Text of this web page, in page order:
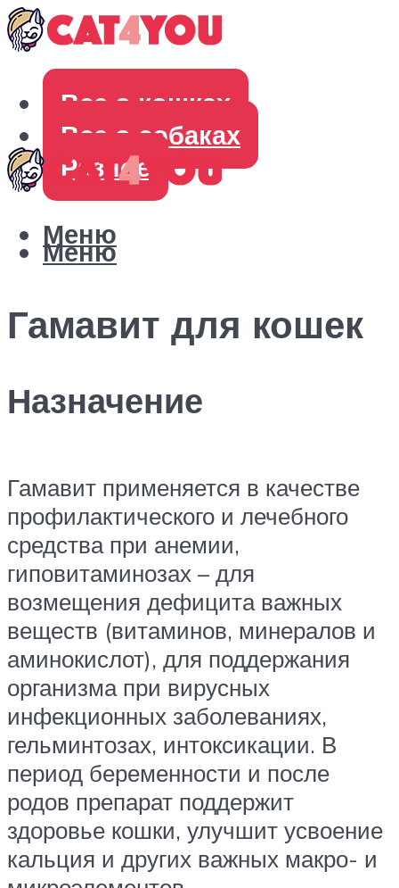
Все о кошках
Все о собаках
Разное
Меню
Меню
Гамавит для кошек
Назначение
Гамавит применяется в качестве
профилактического и лечебного
средства при анемии,
гиповитаминозах – для
возмещения дефицита важных
веществ (витаминов, минералов и
аминокислот), для поддержания
организма при вирусных
инфекционных заболеваниях,
гельминтозах, интоксикации. В
период беременности и после
родов препарат поддержит
здоровье кошки, улучшит усвоение
кальция и других важных макро- и